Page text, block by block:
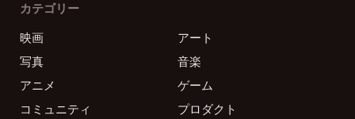
カテゴリー
映画
アート
写真
音楽
アニメ
ゲーム
コミュニティ
プロダクト